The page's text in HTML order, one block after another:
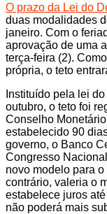
O prazo da Lei do
duas modalidades
janeiro. Com o
aprovação de uma
terça-feira (2).
própria, o teto
Instituído pela lei
outubro, o teto foi
Conselho
estabelecido 90
governo, o Banco
Congresso
novo modelo para
contrário, valeria o
estabelece juros
não poderá mais